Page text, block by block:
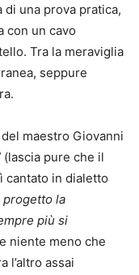
una prova pratica,
con un cavo
Tra la meraviglia
seppure
maestro Giovanni
(lascia pure che il
cantato in dialetto
progetto la
più si
niente meno che
l’altro assai